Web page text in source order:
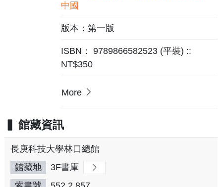
中國
版本：第一版
ISBN： 9789866582523 (平裝) ::
NT$350
More
館藏資訊
長庚科技大學林口總館
館藏地
3F書庫